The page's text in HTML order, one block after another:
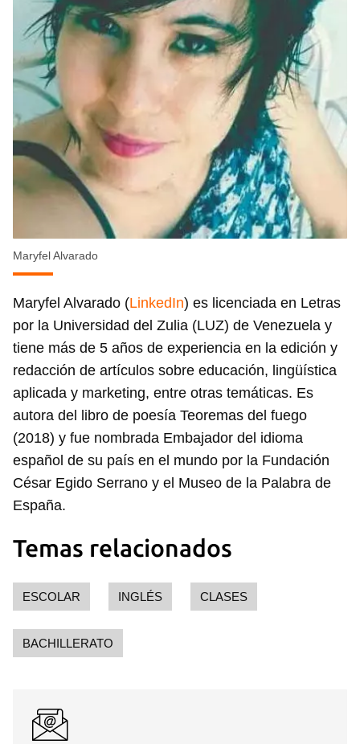
Maryfel Alvarado
Maryfel Alvarado (LinkedIn) es licenciada en Letras
por la Universidad del Zulia (LUZ) de Venezuela y
tiene más de 5 años de experiencia en la edición y
redacción de artículos sobre educación, lingüística
aplicada y marketing, entre otras temáticas. Es
autora del libro de poesía Teoremas del fuego
(2018) y fue nombrada Embajador del idioma
español de su país en el mundo por la Fundación
César Egido Serrano y el Museo de la Palabra de
España.
Temas relacionados
ESCOLAR INGLÉS CLASES
BACHILLERATO